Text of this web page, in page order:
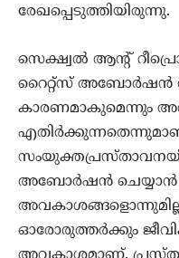
രേഖപ്പെടുത്തിയിരുന്നു.
സെക്ഷ്വല്‍ ആന്റ്
റൈറ്റ്‌സ് അബോര്‍ഷന്‍
കാരണമാകുമെന്നും
സംയുക്തപ്രസ്താവനയില്‍
അബോര്‍ഷന്‍ ചെയ്യാന്‍
ഓരോരുത്തര്‍ക്കും